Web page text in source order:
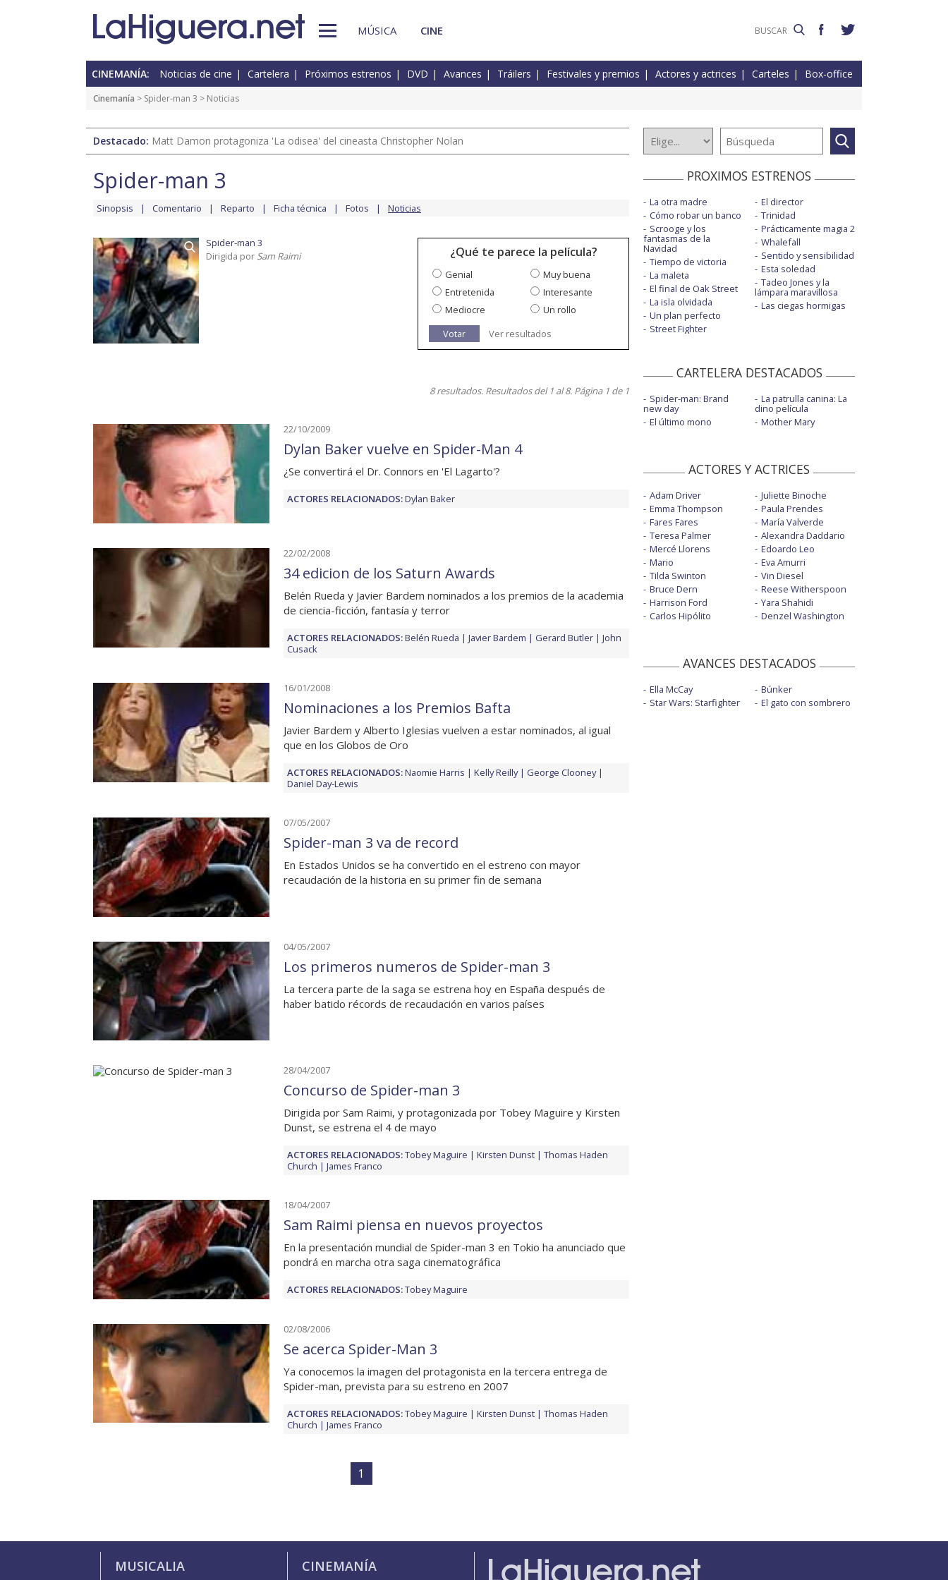
MÚSICA CINE
CINEMANÍA: Noticias de cine Cartelera Próximos estrenos DVD Avances Tráilers Festivales y premios Actores y actrices Carteles Box-office
Cinemanía > Spider-man 3 > Noticias
Destacado: Matt Damon protagoniza 'La odisea' del cineasta Christopher Nolan
Spider-man 3
Sinopsis Comentario Reparto Ficha técnica Fotos Noticias
Spider-man 3
Dirigida por Sam Raimi ¿Qué te parece la película?
Genial
Muy buena
Entretenida
Interesante
Mediocre
Un rollo
Votar
Ver resultados
8 resultados. Resultados del 1 al 8. Página 1 de 1
22/10/2009
Dylan Baker vuelve en Spider-Man 4
¿Se convertirá el Dr. Connors en 'El Lagarto'?
ACTORES RELACIONADOS:Dylan Baker
22/02/2008
34 edicion de los Saturn Awards
Belén Rueda y Javier Bardem nominados a los premios de la academia
de ciencia-ficción, fantasía y terror
ACTORES RELACIONADOS:Belén Rueda Javier Bardem Gerard Butler
John
Cusack
16/01/2008
Nominaciones a los Premios Bafta
Javier Bardem y Alberto Iglesias vuelven a estar nominados, al igual
que en los Globos de Oro
ACTORES RELACIONADOS:Naomie Harris Kelly Reilly
George Clooney
Daniel Day-Lewis
07/05/2007
Spider-man 3 va de record
En Estados Unidos se ha convertido en el estreno con mayor
recaudación de la historia en su primer fin de semana
04/05/2007
Los primeros numeros de Spider-man 3
La tercera parte de la saga se estrena hoy en España después de
haber batido récords de recaudación en varios países
28/04/2007
Concurso de Spider-man 3
Dirigida por Sam Raimi, y protagonizada por Tobey Maguire y Kirsten
Dunst, se estrena el 4 de mayo
ACTORES RELACIONADOS:Tobey Maguire Kirsten Dunst
Thomas Haden
Church
James Franco
18/04/2007
Sam Raimi piensa en nuevos proyectos
En la presentación mundial de Spider-man 3 en Tokio ha anunciado que
pondrá en marcha otra saga cinematográfica
ACTORES RELACIONADOS:Tobey Maguire
02/08/2006
Se acerca Spider-Man 3
Ya conocemos la imagen del protagonista en la tercera entrega de
Spider-man, prevista para su estreno en 2007
ACTORES RELACIONADOS:Tobey Maguire Kirsten Dunst
Thomas Haden
Church
James Franco
1
PROXIMOS ESTRENOS
La otra madre
Cómo robar un banco
Scrooge y los
fantasmas de la
Navidad
Tiempo de victoria
La maleta
El final de Oak Street
La isla olvidada
Un plan perfecto
Street Fighter
El director
Trinidad
Prácticamente magia 2
Whalefall
Sentido y sensibilidad
Esta soledad
Tadeo Jones y la
lámpara maravillosa
Las ciegas hormigas
CARTELERA DESTACADOS
Spider-man: Brand
new day
El último mono
La patrulla canina: La
dino película
Mother Mary
ACTORES Y ACTRICES
Adam Driver
Emma Thompson
Fares Fares
Teresa Palmer
Mercé Llorens
Mario
Tilda Swinton
Bruce Dern
Harrison Ford
Carlos Hipólito
Juliette Binoche
Paula Prendes
María Valverde
Alexandra Daddario
Edoardo Leo
Eva Amurri
Vin Diesel
Reese Witherspoon
Yara Shahidi
Denzel Washington
AVANCES DESTACADOS
Ella McCay
Star Wars: Starfighter
Búnker
El gato con sombrero
MUSICALIA CINEMANÍA